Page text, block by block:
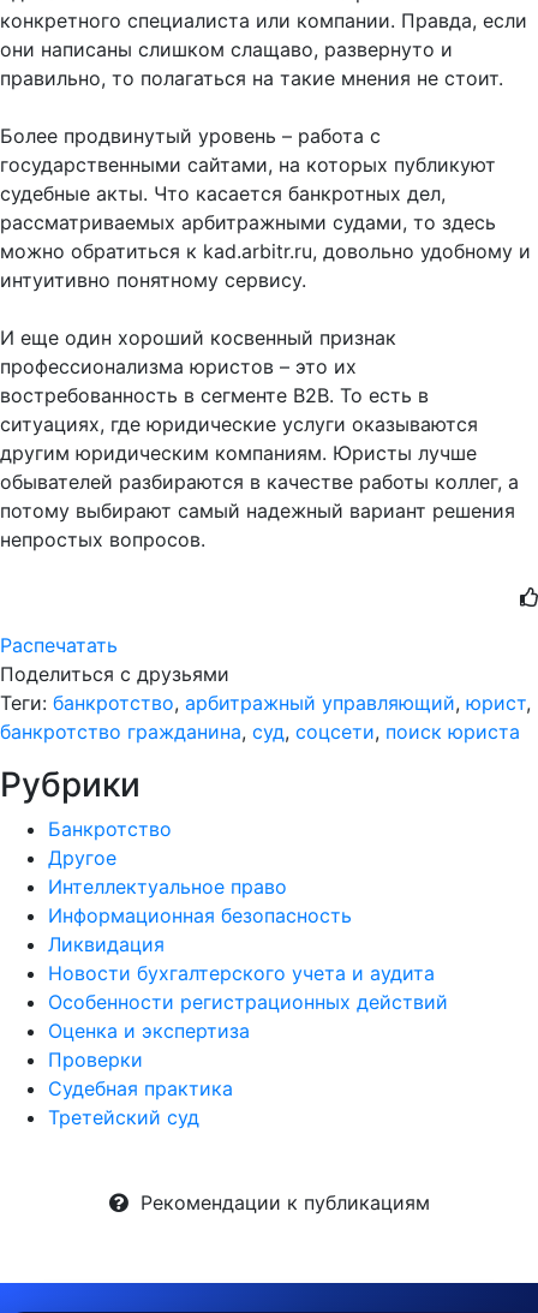
конкретного специалиста или компании. Правда, если
они написаны слишком слащаво, развернуто и
правильно, то полагаться на такие мнения не стоит.
Более продвинутый уровень – работа с
государственными сайтами, на которых публикуют
судебные акты. Что касается банкротных дел,
рассматриваемых арбитражными судами, то здесь
можно обратиться к kad.arbitr.ru, довольно удобному и
интуитивно понятному сервису.
И еще один хороший косвенный признак
профессионализма юристов – это их
востребованность в сегменте B2B. То есть в
ситуациях, где юридические услуги оказываются
другим юридическим компаниям. Юристы лучше
обывателей разбираются в качестве работы коллег, а
потому выбирают самый надежный вариант решения
непростых вопросов.
Распечатать
Поделиться с друзьями
Теги: банкротство, арбитражный управляющий, юрист,
банкротство гражданина, суд, соцсети, поиск юриста
Рубрики
Банкротство
Другое
Интеллектуальное право
Информационная безопасность
Ликвидация
Новости бухгалтерского учета и аудита
Особенности регистрационных действий
Оценка и экспертиза
Проверки
Судебная практика
Третейский суд
Рекомендации к публикациям